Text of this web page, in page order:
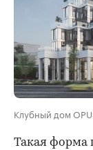
Клубный дом
Такая форма